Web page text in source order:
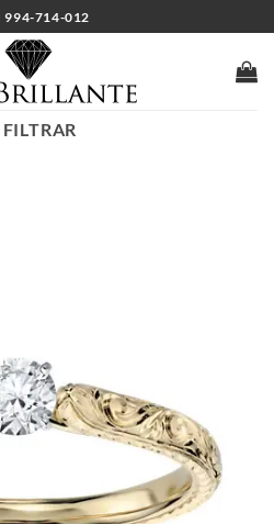
994-714-012
FILTRAR